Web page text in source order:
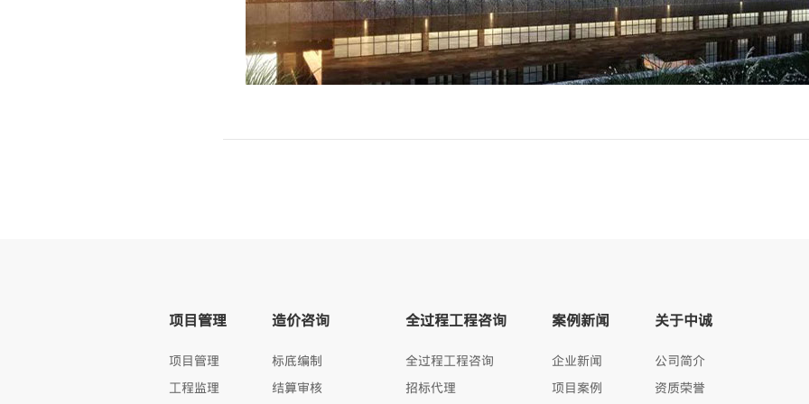
项目管理
项目管理
工程监理
造价咨询
标底编制
结算审核
全过程工程咨询
全过程工程咨询
招标代理
案例新闻
企业新闻
项目案例
关于中诚
公司简介
资质荣誉